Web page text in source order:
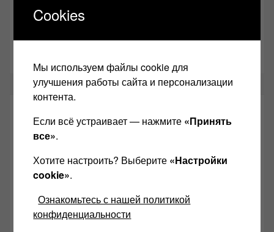
anl555@bk.ru
Александр Николаевич!
Винтажная Hi-Fi и High-End техника
Контакт
Одноклассники
Cookies
Мы используем файлы cookie для
улучшения работы сайта и персонализации
контента.
Если всё устраивает — нажмите «Принять
все».
Хотите настроить? Выберите «Настройки
cookie».
Ознакомьтесь с нашей политикой
конфиденциальности